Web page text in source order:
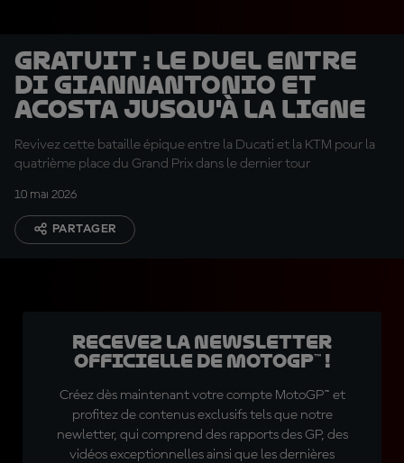
GRATUIT : le duel entre
Di Giannantonio et
Acosta jusqu'à la ligne
Revivez cette bataille épique entre la Ducati et la KTM pour la
quatrième place du Grand Prix dans le dernier tour
10 mai 2026
PARTAGER
Recevez la Newsletter
officielle de MotoGP™ !
Créez dès maintenant votre compte MotoGP™ et
profitez de contenus exclusifs tels que notre
newletter, qui comprend des rapports des GP, des
vidéos exceptionnelles ainsi que les dernières